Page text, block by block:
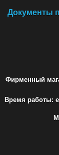
Документы
Фирменный
Время работы: